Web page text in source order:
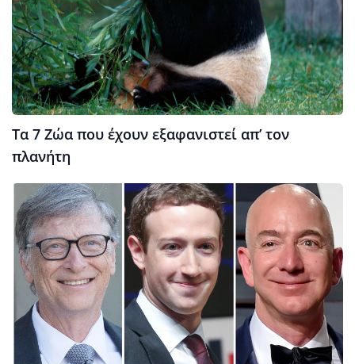
Τα 7 Ζώα που έχουν εξαφανιστεί απ’ τον
πλανήτη